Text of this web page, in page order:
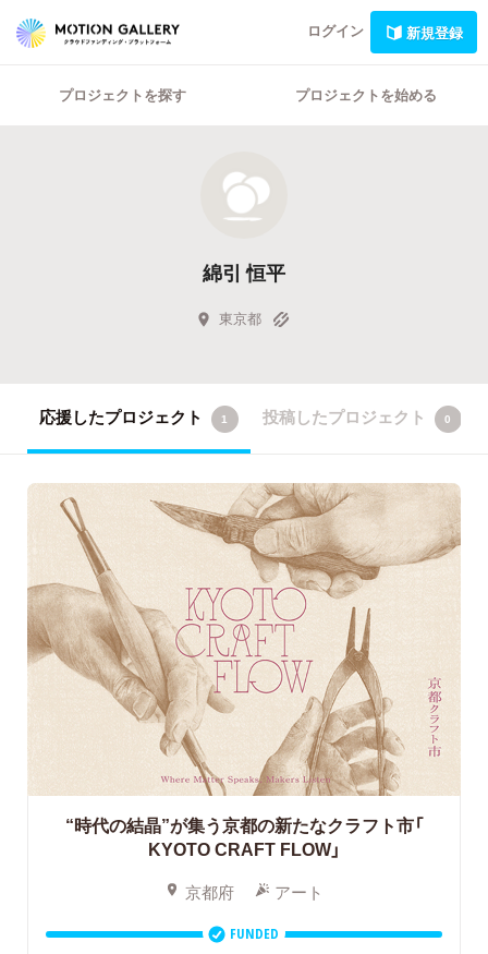
ログイン 新規登録
プロジェクトを探す プロジェクトを始める
綿引 恒平
東京都
応援したプロジェクト 1 投稿したプロジェクト 0
“時代の結晶”が集う京都の新たなクラフト市「
KYOTO CRAFT FLOW」
京都府 アート
FUNDED